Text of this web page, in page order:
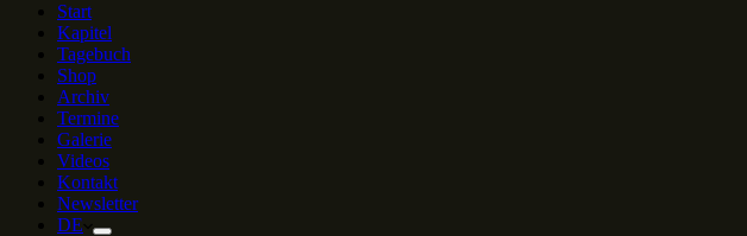
Start
Kapitel
Tagebuch
Shop
Archiv
Termine
Galerie
Videos
Kontakt
Newsletter
DE